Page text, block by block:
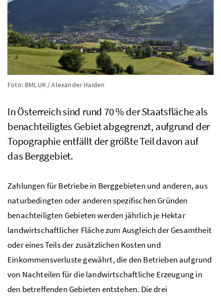
Foto: BMLUK / Alexander Haiden
In Österreich sind rund 70%der Staatsfläche als
benachteiligtes Gebiet abgegrenzt, aufgrund der
Topographie entfällt der größte Teil davon auf
das Berggebiet.
Zahlungen für Betriebe in Berggebieten und anderen, aus
naturbedingten oder anderen spezifischen Gründen
benachteiligten Gebieten werden jährlich je Hektar
landwirtschaftlicher Fläche zum Ausgleich der Gesamtheit
oder eines Teils der zusätzlichen Kosten und
Einkommensverluste gewährt, die den Betrieben aufgrund
von Nachteilen für die landwirtschaftliche Erzeugung in
den betreffenden Gebieten entstehen. Die drei